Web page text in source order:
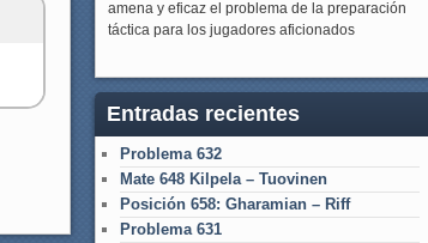
amena y eficaz el problema de la preparación
táctica para los jugadores aficionados
Entradas recientes
Problema 632
Mate 648 Kilpela – Tuovinen
Posición 658: Gharamian – Riff
Problema 631